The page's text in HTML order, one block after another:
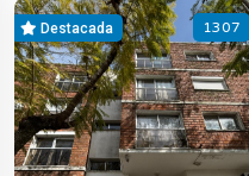
Destacada 1307